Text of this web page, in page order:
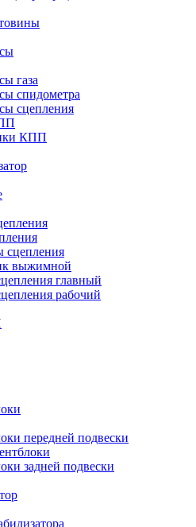
газа
спидометра
сцепления
КПП
сцепления
выжимной
главный
рабочий
передней подвески
задней подвески